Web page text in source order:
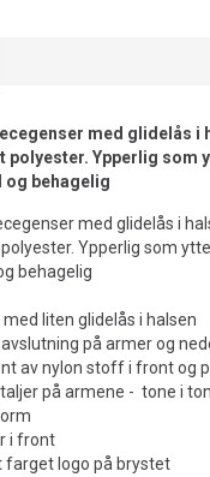
med glidelås i
polyester. Ypperlig som
behagelig
med glidelås i
Ypperlig som
behagelig
med liten glidelås i halsen
på armer og
av nylon stoff i front og
på armene - tone i
i front
farget logo på brystet